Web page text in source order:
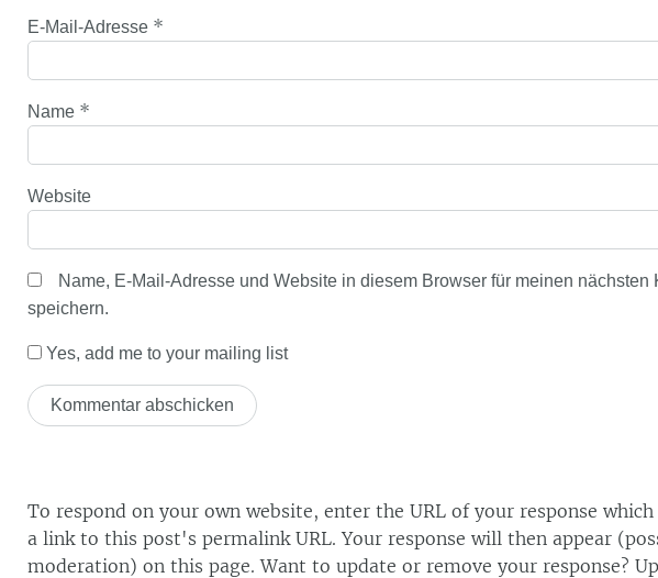
E-Mail-Adresse *
Name *
Website
Name, E-Mail-Adresse und Website in diesem Browser für meinen nächsten
speichern.
Yes, add me to your mailing list
To respond on your own website, enter the URL of your response
a link to this post's permalink URL. Your response will then appear
moderation) on this page. Want to update or remove your response?